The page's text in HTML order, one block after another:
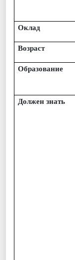
Оклад
Возраст
Образование
Должен знать